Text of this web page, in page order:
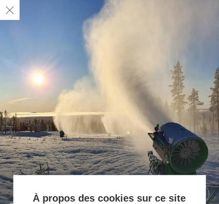
01 / 05
02 / 05
03 / 05
04 / 05
05 / 05
À propos des cookies sur ce site